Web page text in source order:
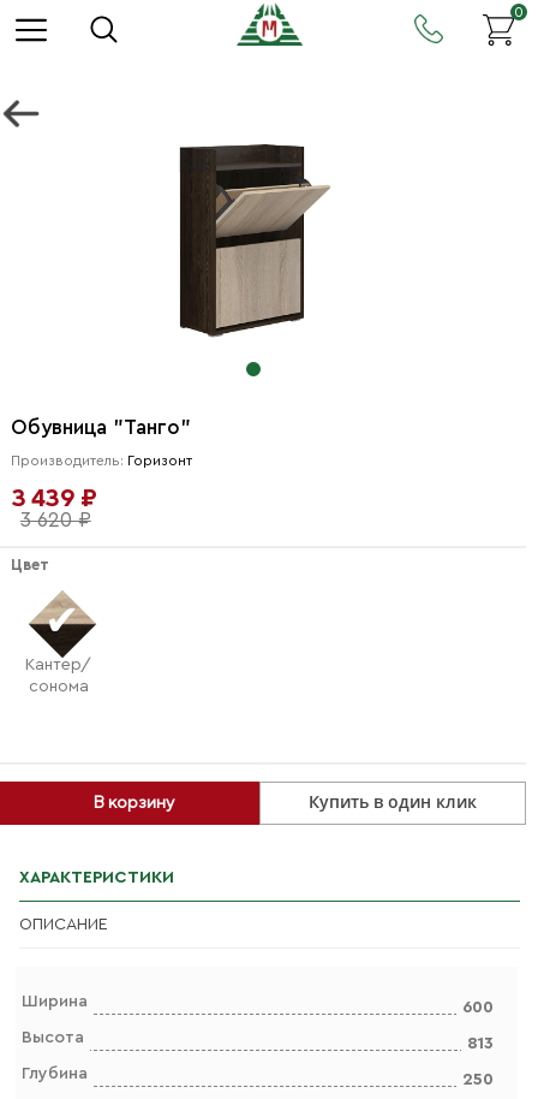
0
Обувница "Танго"
Производитель: Горизонт
3 439 ₽
3 620 ₽
В корзину Купить в один клик
Цвет
Кантер/
сонома
ХАРАКТЕРИСТИКИ
ОПИСАНИЕ
Ширина
600
Высота
813
Глубина
250